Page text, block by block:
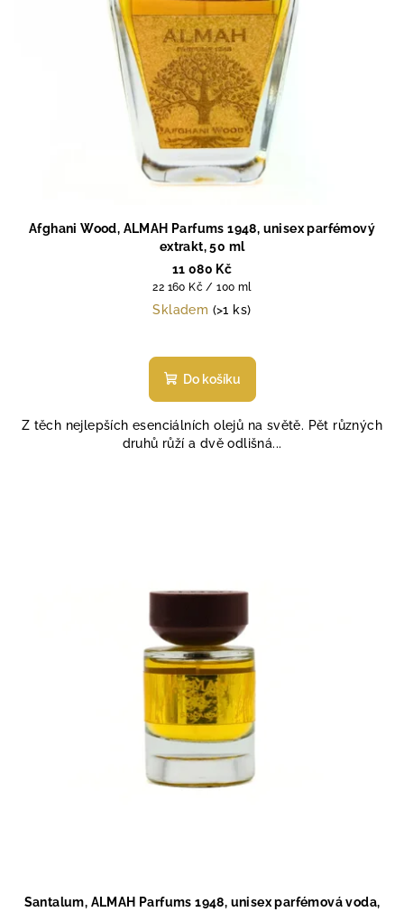
Afghani Wood, ALMAH Parfums 1948, unisex parfémový
extrakt, 50 ml
11 080 Kč
Měrná
cena:
22 160 Kč / 100 ml
Skladem (>1 ks)
Do košíku
Z těch nejlepších esenciálních olejů na světě. Pět různých
druhů růží a dvě odlišná...
Santalum, ALMAH Parfums 1948, unisex parfémová voda,